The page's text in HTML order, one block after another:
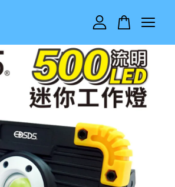
車目前還是空的。
繼續購物